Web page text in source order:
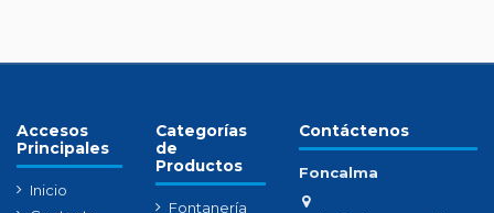
Accesos
Principales
Inicio
Categorías
de
Productos
Fontanería
Contáctenos
Foncalma